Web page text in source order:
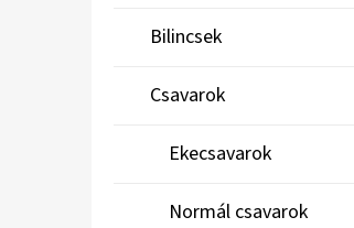
Bilincsek
Csavarok
Ekecsavarok
Normál csavarok